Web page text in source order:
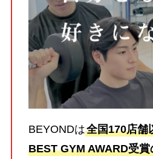
BEYONDは全国170店舗
BEST GYM AWARD受